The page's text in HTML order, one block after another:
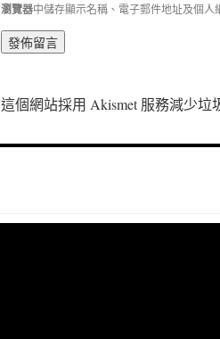
瀏覽器中儲存顯示名稱、電子郵件地址及個人
這個網站採用 Akismet 服務減少垃